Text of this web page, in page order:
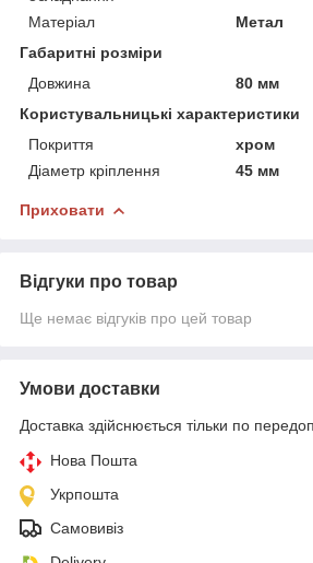
Матеріал
Метал
Габаритні розміри
Довжина
80 мм
Користувальницькі характеристики
Покриття
хром
Діаметр кріплення
45 мм
Приховати
Відгуки про товар
Ще немає відгуків про цей товар
Умови доставки
Доставка здійснюється тільки по
Нова Пошта
Укрпошта
Самовивіз